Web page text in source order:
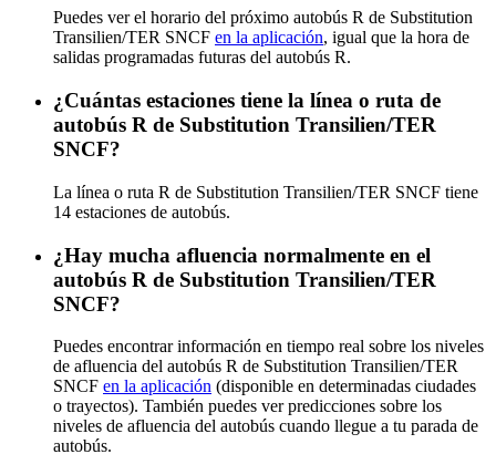
Puedes ver el horario del próximo autobús R de Substitution
Transilien/TER SNCF en la aplicación, igual que la hora de
salidas programadas futuras del autobús R.
¿Cuántas estaciones tiene la línea o ruta de
autobús R de Substitution Transilien/TER
SNCF?
La línea o ruta R de Substitution Transilien/TER SNCF tiene
14 estaciones de autobús.
¿Hay mucha afluencia normalmente en el
autobús R de Substitution Transilien/TER
SNCF?
Puedes encontrar información en tiempo real sobre los niveles
de afluencia del autobús R de Substitution Transilien/TER
SNCF en la aplicación (disponible en determinadas ciudades
o trayectos). También puedes ver predicciones sobre los
niveles de afluencia del autobús cuando llegue a tu parada de
autobús.